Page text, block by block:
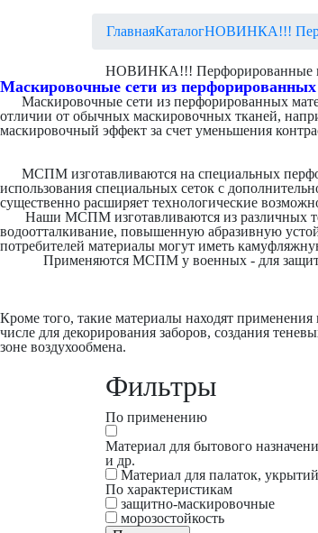
ГлавнаяКаталогНОВИНКА!!!
НОВИНКА!!! Перфорированные
Маскировочные сети из
Маскировочные сети из перфорированных
отличии от обычных маскировочных тканей,
маскировочный эффект за счет уменьшения
МСПМ изготавливаются на специальных
использования специальных сеток с
существенно расширяет технологические
Наши МСПМ изготавливаются из различных
водоотталкивание, повышенную абразивную
потребителей материалы могут иметь
Применяются МСПМ у военных - для защиты от
Кроме того, такие материалы находят применения
числе для декорирования заборов, создания
зоне воздухообмена.
Фильтры
По применению
Материал для бытового
и др.
Материал для палаток, укрытий
По характеристикам
защитно-маскировочные
морозостойкость